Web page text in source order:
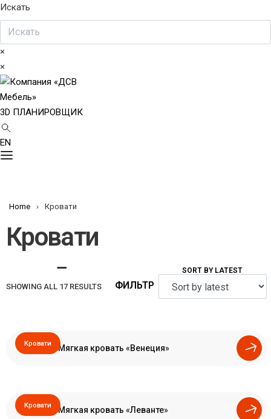
Искать
×
×
3D ПЛАНИРОВЩИК
EN
Home › Кровати
Кровати
SHOWING ALL 17 RESULTS SORTED
SORT BY LATEST
Кровати Мягкая кровать «Венеция»
Кровати Мягкая кровать «Леванте»